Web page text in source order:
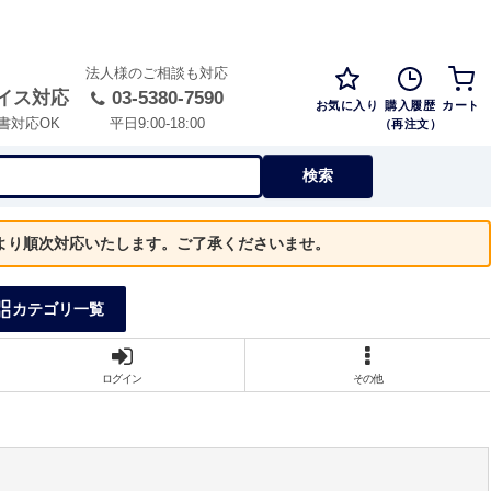
ス対応
対応OK
法人様のご相談も対応
03-5380-7590
平日9:00-18:00
お気に入り 購入履歴
（再注文）
カート
検索
順次対応いたします。ご了承くださいませ。
カテゴリ一覧
ログイン その他